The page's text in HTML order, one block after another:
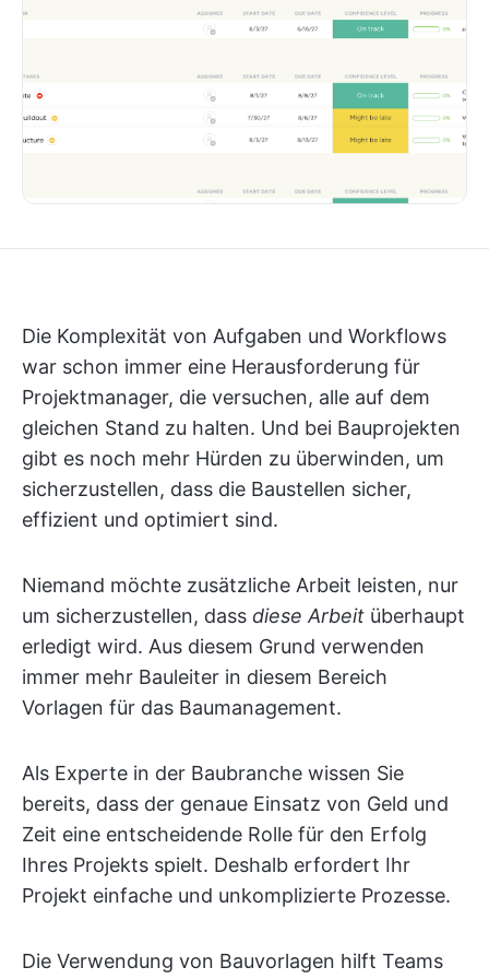
Die Komplexität von Aufgaben und Workflows
war schon immer eine Herausforderung für
Projektmanager, die versuchen, alle auf dem
gleichen Stand zu halten. Und bei Bauprojekten
gibt es noch mehr Hürden zu überwinden, um
sicherzustellen, dass die Baustellen sicher,
effizient und optimiert sind.
Niemand möchte zusätzliche Arbeit leisten, nur
um sicherzustellen, dass diese Arbeit überhaupt
erledigt wird. Aus diesem Grund verwenden
immer mehr Bauleiter in diesem Bereich
Vorlagen für das Baumanagement.
Als Experte in der Baubranche wissen Sie
bereits, dass der genaue Einsatz von Geld und
Zeit eine entscheidende Rolle für den Erfolg
Ihres Projekts spielt. Deshalb erfordert Ihr
Projekt einfache und unkomplizierte Prozesse.
Die Verwendung von Bauvorlagen hilft Teams